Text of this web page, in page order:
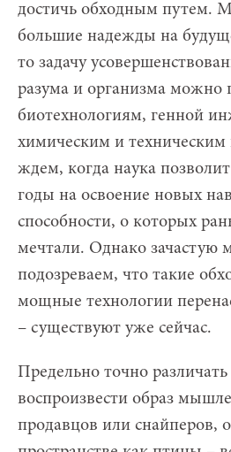
достичь обходным путем.
большие надежды на
то задачу
разума и организма можно
биотехнологиям, генной
химическим и
ждем, когда наука
годы на освоение новых
способности, о которых
мечтали. Однако зачастую
подозреваем, что такие
мощные технологии
– существуют уже сейчас.
Предельно точно
воспроизвести образ
продавцов или снайперов,